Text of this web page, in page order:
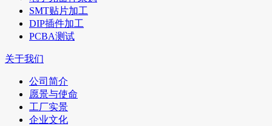
SMT贴片加工
DIP插件加工
PCBA测试
关于我们
公司简介
愿景与使命
工厂实景
企业文化